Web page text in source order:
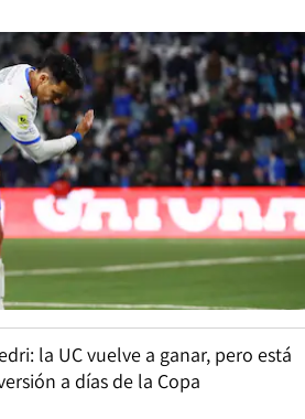
la UC vuelve a ganar, pero está
a días de la Copa